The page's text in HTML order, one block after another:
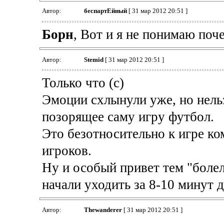
Автор: беспартЕйный[ 31 мар 2012 20:51 ]
Борн, Вот и я не понимаю
Автор: Stemid[ 31 мар 2012 20:51 ]
Только что (с)
Эмоции схлынули уже, но
позорящее саму игру футбол.
Это безотносительно к игре
игроков.
Ну и особый привет тем
начали уходить за 8-10 минут
Автор: Thewanderer[ 31 мар 2012 20:51 ]